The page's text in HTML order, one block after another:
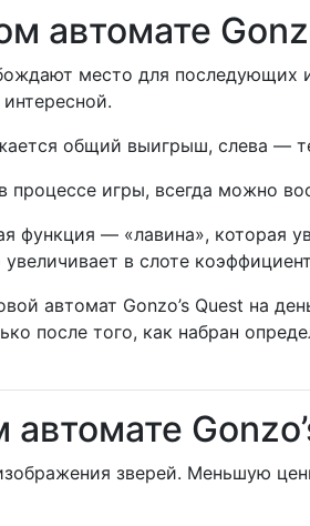
автомате
место для последующих
общий выигрыш, слева —
процессе игры, всегда можно
функция — «лавина», которая
в слоте
автомат Gonzo’s Quest на
после того, как набран
зверей. Меньшую